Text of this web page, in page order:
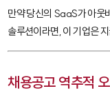
만약 당신의 SaaS가 아웃
솔루션이라면, 이 기업은
채용공고 역추적